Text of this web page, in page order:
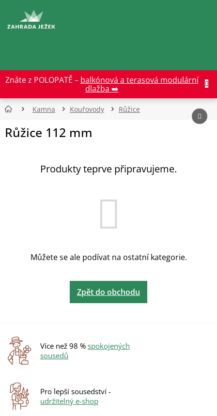
obsah
Znáte z POLOPATĚ – balkónová a terasová modulární
dlažba ➡️
Kamna Kouřovody Růžice
Růžice 112 mm
Produkty teprve připravujeme.
Můžete se ale podívat na ostatní kategorie.
Zpět do obchodu
Více než 98 % spokojených
sousedů
Pro lepší sousedství -
udržitelný e-shop